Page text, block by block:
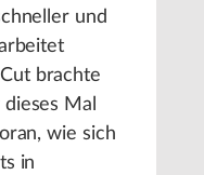
und
brachte
Mal
wie sich
in